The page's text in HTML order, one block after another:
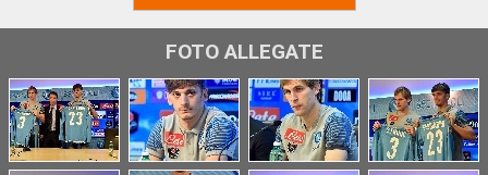
FOTO ALLEGATE